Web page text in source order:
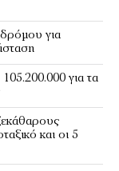
για
για τα
και οι 5